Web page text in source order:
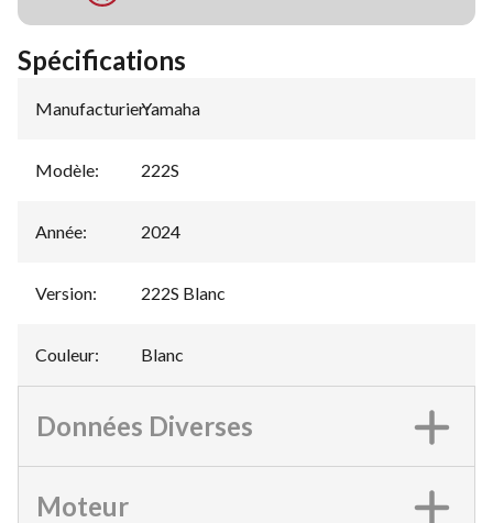
Spécifications
Manufacturier:
Yamaha
Modèle: 222S
Année: 2024
Version: 222S Blanc
Couleur: Blanc
Données Diverses
Moteur